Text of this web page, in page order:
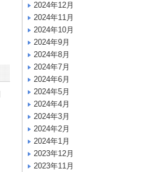
2024年12月
2024年11月
2024年10月
2024年9月
2024年8月
2024年7月
2024年6月
2024年5月
2024年4月
2024年3月
2024年2月
2024年1月
2023年12月
2023年11月